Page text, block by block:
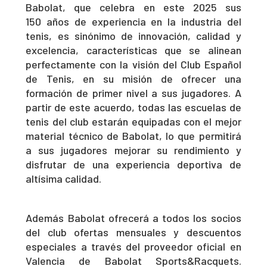
Babolat, que celebra en este 2025 sus
150 años de experiencia en la industria del
tenis, es sinónimo de innovación, calidad y
excelencia, características que se alinean
perfectamente con la visión del Club Español
de Tenis, en su misión de ofrecer una
formación de primer nivel a sus jugadores. A
partir de este acuerdo, todas las escuelas de
tenis del club estarán equipadas con el mejor
material técnico de Babolat, lo que permitirá
a sus jugadores mejorar su rendimiento y
disfrutar de una experiencia deportiva de
altísima calidad.
Además Babolat ofrecerá a todos los socios
del club ofertas mensuales y descuentos
especiales a través del proveedor oficial en
Valencia de Babolat Sports&Racquets.